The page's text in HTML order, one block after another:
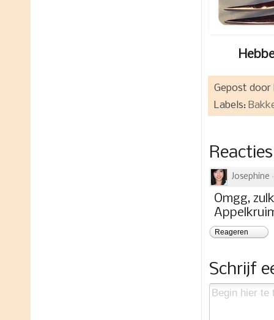
Gepost door
Labels:
Reacties
Josephine
Omgg,
Reageren
Schrijf